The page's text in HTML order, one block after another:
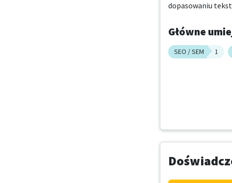
dopasowaniu
Główne
SEO / SEM 1